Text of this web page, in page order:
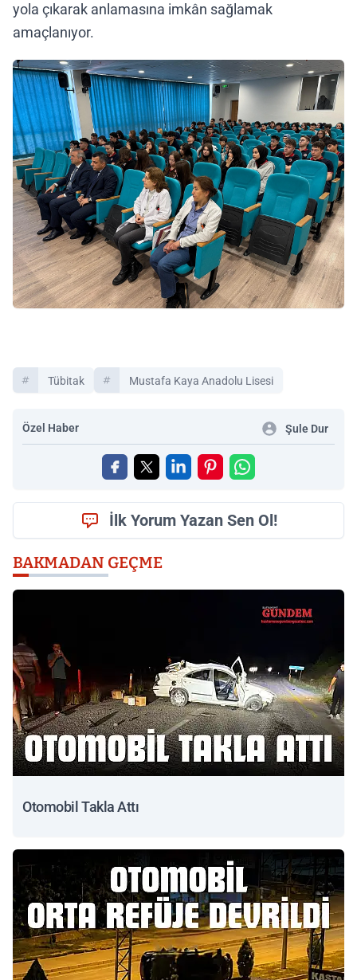
yola çıkarak anlamasına imkân sağlamak
amaçlanıyor.
Tübitak Mustafa Kaya Anadolu Lisesi
Özel Haber Şule Dur
İlk Yorum Yazan Sen Ol!
BAKMADAN GEÇME
Otomobil Takla Attı